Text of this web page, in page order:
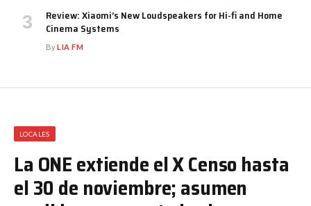
Review: Xiaomi’s New Loudspeakers for Hi-fi and Home
Cinema Systems
ByLIA FM
LOCALES
La ONE extiende el X Censo hasta
el 30 de noviembre; asumen